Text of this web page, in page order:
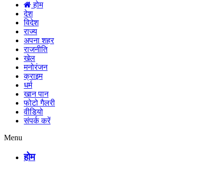
होम
देश
विदेश
राज्य
अपना शहर
राजनीति
खेल
मनोरंजन
क्राइम
धर्म
खान पान
फोटो गैलरी
वीडियो
संपर्क करें
Menu
होम